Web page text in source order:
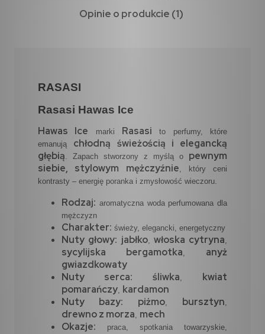
Opinie o produkcie (1)
RASASI
Rasasi Hawas Ice
Hawas Ice marki Rasasi to perfumy, które
emanują chłodną świeżością i elegancką
głębią. Zapach stworzony z myślą o pewnym
siebie, stylowym mężczyźnie, który ceni
kontrasty – energię poranka i zmysłowość wieczoru.
Rodzaj: aromatyczna woda perfumowana dla
mężczyzn
Charakter: świeży, elegancki, energetyczny
Nuty głowy: jabłko,włoska cytryna,
sycylijska bergamotka, anyż
gwiazdkowaty
Nuty serca:
śliwka, kwiat
pomarańczy, kardamon
Nuty bazy:
piżmo, bursztyn,
drewno z morza, mech
Okazje: praca, spotkania towarzyskie,